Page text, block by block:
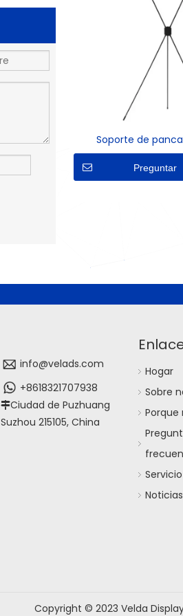
Soporte de
Preguntar
info@velads.com
+8618321707938
Ciudad de Puzhuang
Suzhou 215105, China
Hogar
Sobre
Porque
Servicio
Noticias
Copyright ©️ 2023 Velda